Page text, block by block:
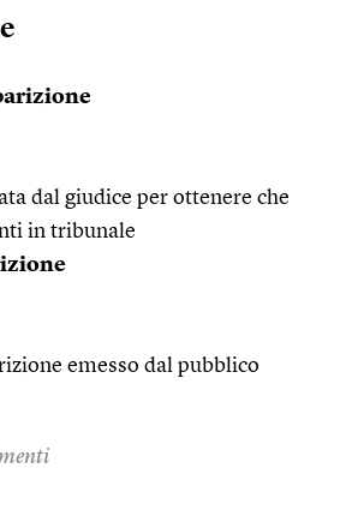
dal giudice per ottenere che
in tribunale
emesso dal pubblico